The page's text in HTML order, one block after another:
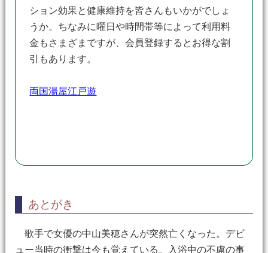
ション効果と健康維持を皆さんもいかがでしょ
うか。ちなみに曜日や時間帯等によって利用料
金もさまざまですが、会員登録するとお得な割
引もあります。
両国湯屋江戸遊
あとがき
歌手で女優の中山美穂さんが突然亡くなった。デビ
ュー当時の衝撃は今も覚えている。入浴中の不慮の事